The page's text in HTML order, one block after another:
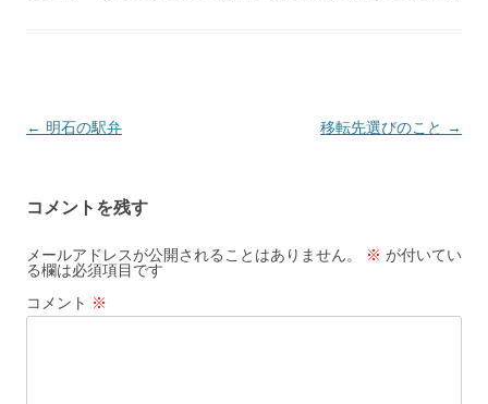
投
ビ
ゲ
ー
シ
← 明石の駅弁 移転先選びのこと →
コメントを残す
メールアドレスが公開されることはありません。 ※ が付いてい
る欄は必須項目です
コメント ※